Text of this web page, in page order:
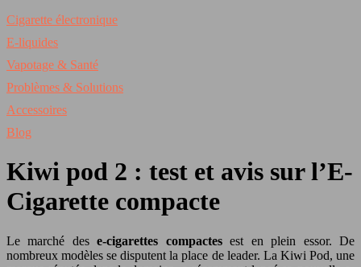
Cigarette électronique
E-liquides
Vapotage & Santé
Problèmes & Solutions
Accessoires
Blog
Kiwi pod 2 : test et avis sur l’E-
Cigarette compacte
Le marché dese-cigarettes compactesest en plein essor. De
nombreux modèles se disputent la place de leader. La Kiwi Pod, une